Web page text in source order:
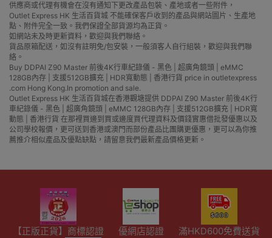
供應商或代理有機會在沒有通知下更改產品包裝、產地或者一些附件，
Outlet Express HK 生活百貨城 不能確保客戶收到的產品與網站圖片、生產地
點、附件完全一致。我們保證全部貨源均為正貨。
如網站未及時更新資料，歡迎與我們聯絡。
貨品原箱配送，如沒有註明免/包安裝，一般須客人自行組裝，歡迎與我們聯
絡。
Buy DDPAI Z90 Master 前後4K行車紀錄儀 - 黑色 | 超廣角鏡頭 | eMMC
128GB內存 | 支援512GB擴充 | HDR寬動態 | 香港行貨 price in outletexpress
.com Hong Kong.In promotion and sale.
Outlet Express HK 生活百貨城在香港觀塘提供 DDPAI Z90 Master 前後4K行
車紀錄儀 - 黑色 | 超廣角鏡頭 | eMMC 128GB內存 | 支援512GB擴充 | HDR寬
動態 | 香港行貨 在那裡買邊到買或邊度買代理資料及價錢實惠借批發優惠以及
公司學校報價，更可送到香港或澳門而部份產品比團購更優惠，更可以為你推
薦推介相似產品及優點缺點，請留意我們最新產品價格更新。
【正版正貨】商標認證 優網店認證 滿HKD600免費送貨